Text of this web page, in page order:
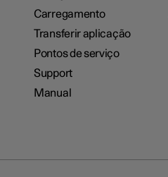
Carregamento
Transferir aplicação
Pontos de serviço
Support
Manual